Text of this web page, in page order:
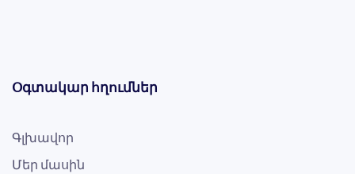
Օգտակար հղումներ
Գլխավոր
Մեր մասին